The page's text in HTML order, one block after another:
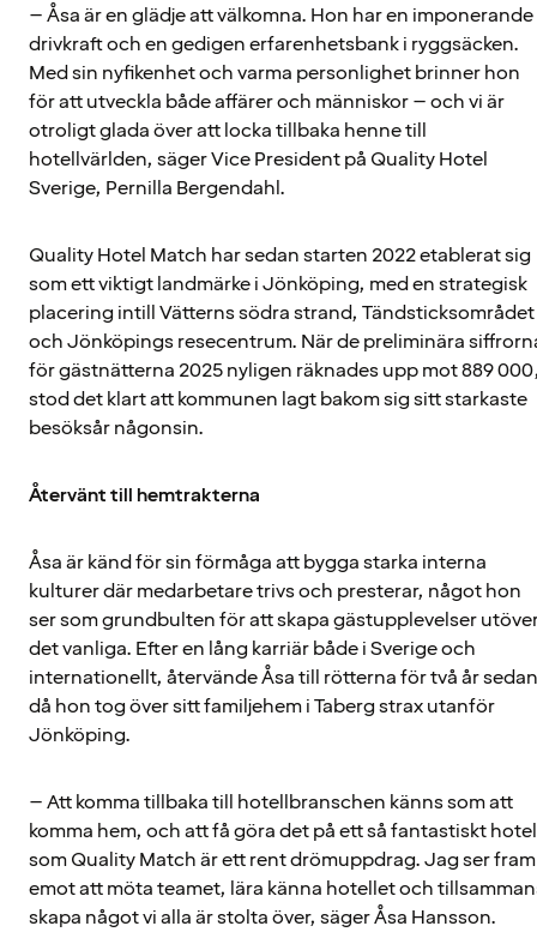
– Åsa är en glädje att välkomna. Hon har en imponerande
drivkraft och en gedigen erfarenhetsbank i ryggsäcken.
Med sin nyfikenhet och varma personlighet brinner hon
för att utveckla både affärer och människor – och vi är
otroligt glada över att locka tillbaka henne till
hotellvärlden, säger Vice President på Quality Hotel
Sverige, Pernilla Bergendahl.
Quality Hotel Match har sedan starten 2022 etablerat sig
som ett viktigt landmärke i Jönköping, med en strategisk
placering intill Vätterns södra strand, Tändsticksområdet
och Jönköpings resecentrum. När de preliminära
för gästnätterna 2025 nyligen räknades upp mot 889
stod det klart att kommunen lagt bakom sig sitt starkaste
besöksår någonsin.
Återvänt till hemtrakterna
Åsa är känd för sin förmåga att bygga starka interna
kulturer där medarbetare trivs och presterar, något hon
ser som grundbulten för att skapa gästupplevelser
det vanliga. Efter en lång karriär både i Sverige och
internationellt, återvände Åsa till rötterna för två år
då hon tog över sitt familjehem i Taberg strax utanför
Jönköping.
– Att komma tillbaka till hotellbranschen känns som att
komma hem, och att få göra det på ett så fantastiskt
som Quality Match är ett rent drömuppdrag. Jag ser fram
emot att möta teamet, lära känna hotellet och
skapa något vi alla är stolta över, säger Åsa Hansson.